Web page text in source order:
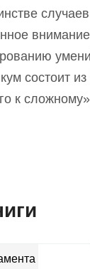
соcтоит
к